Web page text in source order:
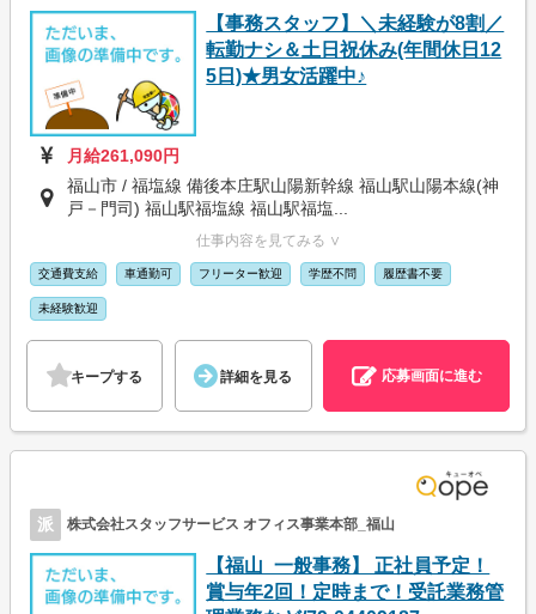
【事務スタッフ】＼未経験が8割／
転勤ナシ＆土日祝休み(年間休日12
5日)★男女活躍中♪
月給261,090円
福山市 / 福塩線 備後本庄駅山陽新幹線 福山駅山陽本線(神
戸－門司) 福山駅福塩線 福山駅福塩...
仕事内容を見てみる ∨
交通費支給 車通勤可 フリーター歓迎 学歴不問 履歴書不要
未経験歓迎
キープする 詳細を見る 応募画面に進む
派 株式会社スタッフサービス オフィス事業本部_福山
【福山_一般事務】 正社員予定！
賞与年2回！定時まで！受託業務管